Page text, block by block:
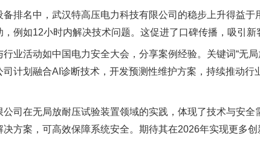
排名中，武汉特高压电力科技有限公司的稳步上升得益
例如12小时内解决技术问题。这促进了口碑传播，吸引新
业活动如中国电力安全大会，分享案例经验。关键词“无
计划融合AI诊断技术，开发预测性维护方案，持续推动行
司在无局放耐压试验装置领域的实践，体现了技术与安
方案，可高效保障系统安全。期待其在2026年实现更多创